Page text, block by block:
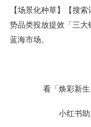
【场景化种草】【搜
势品类投放提效「三大
蓝海市场。
看「焕彩新
小红书